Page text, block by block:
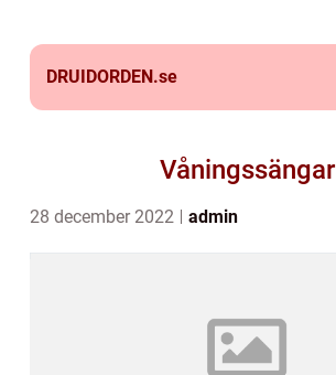
DRUIDORDEN.se
Våningssängar
28 december 2022 admin